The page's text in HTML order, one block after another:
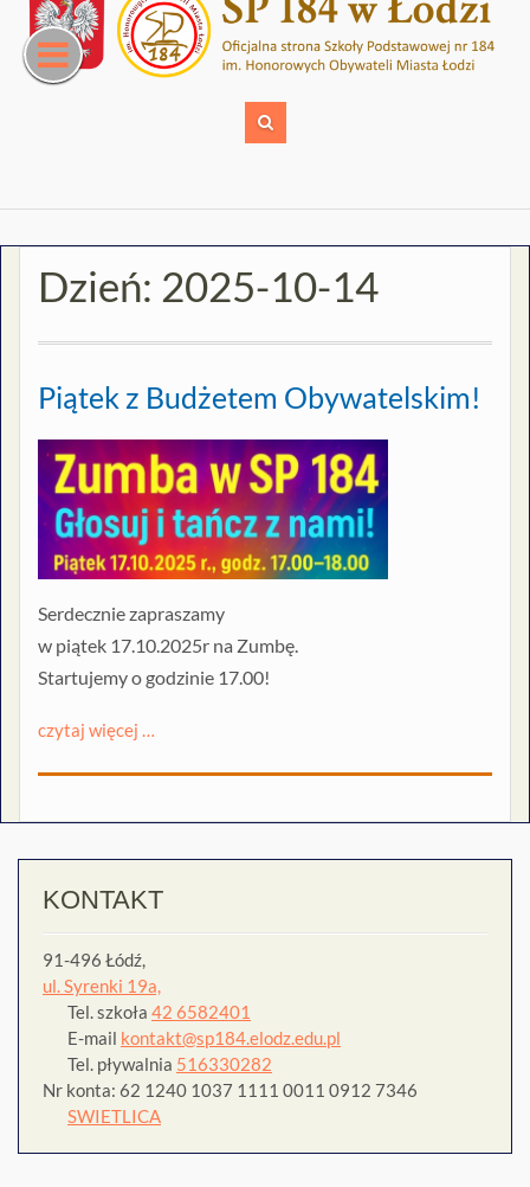
content
Dzień: 2025-10-14
Piątek z Budżetem Obywatelskim!
Serdecznie zapraszamy
w piątek 17.10.2025r na Zumbę.
Startujemy o godzinie 17.00!
czytaj więcej …
KONTAKT
91-496 Łódź,
ul. Syrenki 19a,
Tel. szkoła 42 6582401
E-mail kontakt@sp184.elodz.edu.pl
Tel. pływalnia 516330282
Nr konta: 62 1240 1037 1111 0011 0912 7346
SWIETLICA